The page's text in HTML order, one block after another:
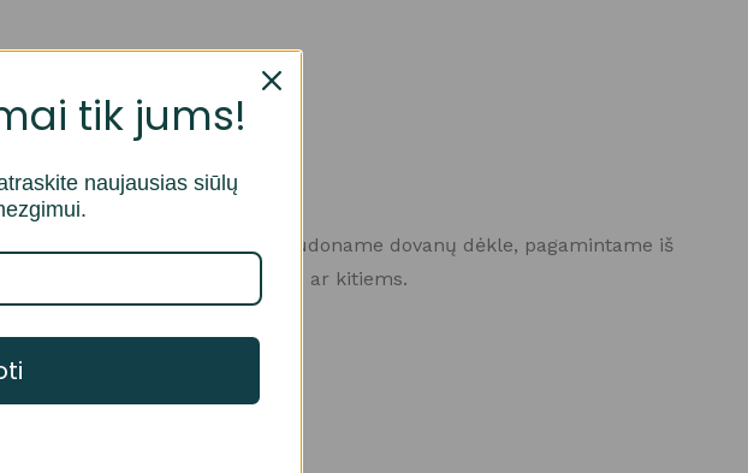
prabangiame raudoname dovanų dėkle, pagamintame iš
rinkinys yra puiki dovana sau ar kitiems.
tik jums!
naujausias siūlų